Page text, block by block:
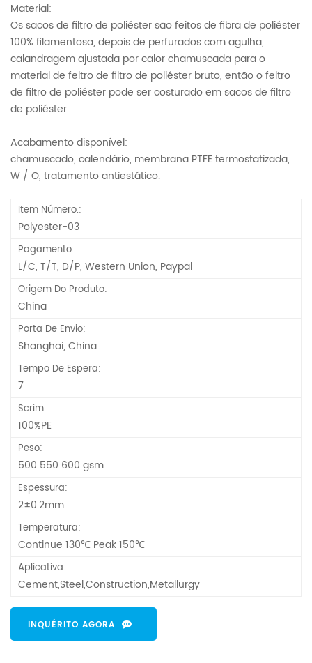
Material:
Os sacos de filtro de poliéster são feitos de fibra de poliéster
100% filamentosa, depois de perfurados com agulha,
calandragem ajustada por calor chamuscada para o
material de feltro de filtro de poliéster bruto, então o feltro
de filtro de poliéster pode ser costurado em sacos de filtro
de poliéster.
Acabamento disponível:
chamuscado, calendário, membrana PTFE termostatizada,
W / O, tratamento antiestático.
Item Número.:
Polyester-03
Pagamento:
L/C, T/T, D/P, Western Union, Paypal
Origem Do Produto:
China
Porta De Envio:
Shanghai, China
Tempo De Espera:
7
Scrim.:
100%PE
Peso:
500 550 600 gsm
Espessura:
2±0.2mm
Temperatura:
Continue 130℃ Peak 150℃
Aplicativa:
Cement,Steel,Construction,Metallurgy
INQUÉRITO AGORA